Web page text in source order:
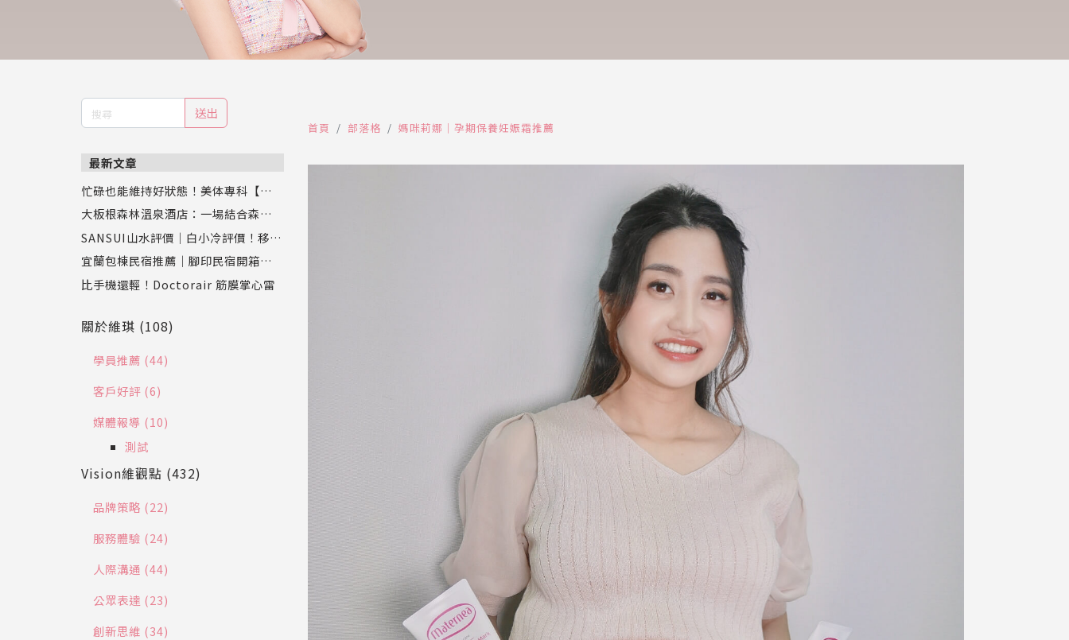
送出
最新文章
忙碌也能維持好狀態！美体專科【超眠
錠】評價：幫助入睡同時促進新陳代
謝，專業營養師推薦
大板根森林溫泉酒店：一場結合森林、
恐龍與溫泉的奇幻之旅
SANSUI山水評價｜白小冷評價！移動
式水冷扇實測，靜涼潤風循環水冷扇S
C-F9讓夏天舒服又省電
宜蘭包棟民宿推薦｜腳印民宿開箱：親
子、寵物、好友聚會都適合的壯圍新開
幕Villa
比手機還輕！Doctorair 筋膜掌心雷
關於維琪 (108)
學員推薦 (44)
客戶好評 (6)
媒體報導 (10)
測試
Vision維觀點 (432)
品牌策略 (22)
服務體驗 (24)
人際溝通 (44)
公眾表達 (23)
創新思維 (34)
首頁 部落格 媽咪莉娜｜孕期保養妊娠霜推薦